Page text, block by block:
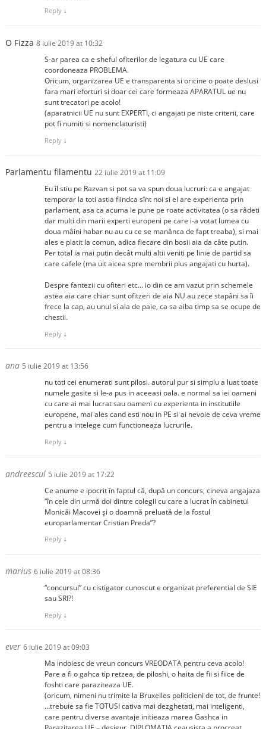
Reply ↓
O Fizza 8 iulie 2019 at 10:32
S-ar parea ca e sheful ofiterilor de legatura cu UE care
coordoneaza PROBLEMA.
Oricum, organizarea UE e transparenta si oricine o poate deslusi
fara mari eforturi si doar cei care formeaza APARATUL ue nu
sunt trecatori pe acolo!
(aparatnicii UE nu sunt EXPERTI, ci angajati pe niste criterii, care
pot fi numiti si nomenclaturisti)
Reply ↓
Parlamentu filamentu 22 iulie 2019 at 11:09
Eu îl stiu pe Razvan si pot sa va spun doua lucruri: ca e angajat
temporar la toti astia fiindca sînt noi si el are experienta prin
parlament, asa ca acuma le pune pe roate activitatea (o sa râdeti
dar multi din marii experti europeni pe care i-a votat lumea cu
doua mâini habar nu au cu ce se manânca de fapt treaba), si mai
ales e platit la comun, adica fiecare din bosii aia da câte putin.
Per total ia mai putin decât multi altii veniti pe linie de partid sa
care cafele (ma uit aicea spre membrii plus angajati cu hurta).
Despre fantezii cu ofiteri etc… io din ce am vazut prin schemele
astea aia care chiar sunt ofitzeri de aia NU au zece stapâni sa îi
frece la cap, au unul si ala de paie, ca sa aiba timp sa se ocupe de
chestii.
Reply ↓
ana 5 iulie 2019 at 13:56
nu toti cei enumerati sunt pilosi. autorul pur si simplu a luat toate
numele gasite si le-a pus in aceeasi oala. e normal sa iei oameni
cu care ai mai lucrat sau oameni cu experienta in institutiile
europene, mai ales cand esti nou in PE si ai nevoie de ceva vreme
pentru a intelege cum functioneaza lucrurile.
Reply ↓
andreescul 5 iulie 2019 at 17:22
Ce anume e ipocrit în faptul că, după un concurs, cineva angajaza
“în cele din urmă doi dintre colegii cu care a lucrat în cabinetul
Monicăi Macovei și o doamnă preluată de la fostul
europarlamentar Cristian Preda”?
Reply ↓
marius 6 iulie 2019 at 08:36
“concursul” cu cistigator cunoscut e organizat preferential de SIE
sau SRI?!
Reply ↓
ever 6 iulie 2019 at 09:03
Ma indoiesc de vreun concurs VREODATA pentru ceva acolo!
Pare a fi o gahca tip retzea, de piloshi, o haita de fii si fiice de
foshti care paraziteaza UE.
(oricum, nimeni nu trimite la Bruxelles politicieni de tot, de frunte!
…trebuie sa fie TOTUSI cativa mai dezghetati, mai inteligenti,
care pentru diverse avantaje initieaza marea Gashca in